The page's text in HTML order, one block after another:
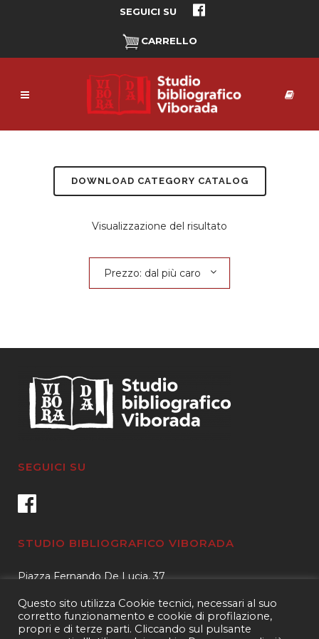
SEGUICI SU
CARRELLO
DOWNLOAD CATEGORY CATALOG
Visualizzazione del risultato
Prezzo: dal più caro
SEGUICI SU
STUDIO BIBLIOGRAFICO VIBORADA
Piazza Fernando De Lucia, 37
Tel.3400596959 – 3404632889
email.info@viborada.it
Questo sito utilizza Cookie tecnici, necessari al suo
corretto funzionamento e cookie di profilazione,
propri e di terze parti. Cliccando sul pulsante